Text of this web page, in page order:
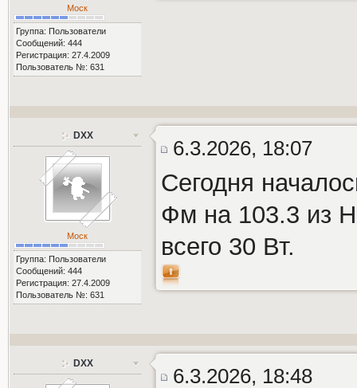
Моск
Группа: Пользователи
Сообщений: 444
Регистрация: 27.4.2009
Пользователь №: 631
DXX
Моск
Группа: Пользователи
Сообщений: 444
Регистрация: 27.4.2009
Пользователь №: 631
6.3.2026, 18:07
Сегодня
Фм на 103.3 из
всего 30 Вт.
DXX
6.3.2026, 18:48